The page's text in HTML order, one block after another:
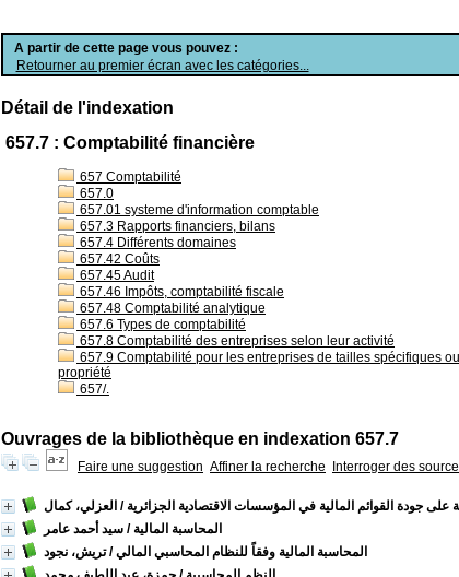
A partir de cette page vous pouvez :
Retourner au premier écran avec les catégories...
Détail de l'indexation
657.7 : Comptabilité financière
657 Comptabilité
657.0
657.01 systeme d'information comptable
657.3 Rapports financiers, bilans
657.4 Différents domaines
657.42 Coûts
657.45 Audit
657.46 Impôts, comptabilité fiscale
657.48 Comptabilité analytique
657.6 Types de comptabilité
657.8 Comptabilité des entreprises selon leur activité
657.9 Comptabilité pour les entreprises de tailles spécifiques
propriété
657/.
Ouvrages de la bibliothèque en indexation 657.7
Faire une suggestion Affiner la recherche Interroger des
على جودة القوائم المالية في المؤسسات الاقتصادية الجزائرية / العزلي، كمال
المحاسبة المالية / سيد أحمد عامر
المحاسبة المالية وفقاً للنظام المحاسبي المالي/ تريش، نجود